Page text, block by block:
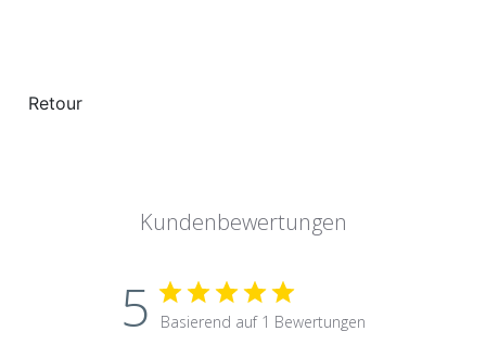
Kundenbewertungen
5 Basierend auf 1 Bewertungen